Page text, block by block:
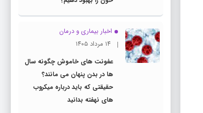
اخبار بیماری و درمان
۱۴ مرداد ۱۴۰۵
عفونت های خاموش چگونه سال
ها در بدن پنهان می مانند؟
حقیقتی که باید درباره میکروب
های نهفته بدانید